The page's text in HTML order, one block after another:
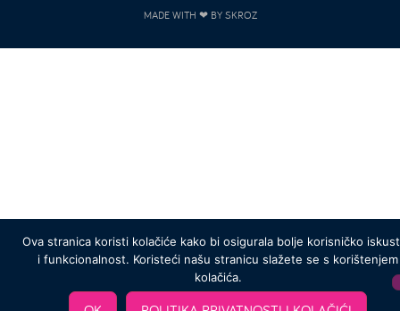
MADE WITH ❤ BY SKROZ
Ova stranica koristi kolačiće kako bi osigurala bolje korisničko
i funkcionalnost. Koristeći našu stranicu slažete se s korištenjem
kolačića.